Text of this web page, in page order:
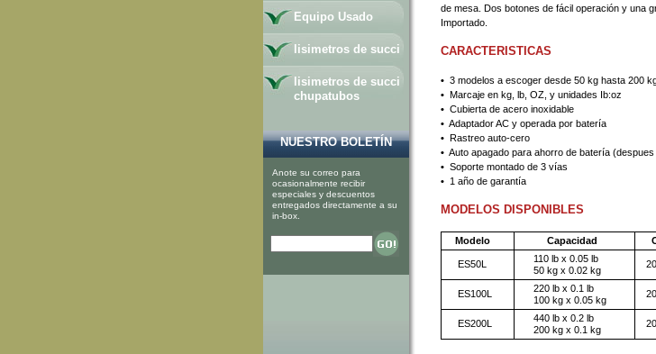
de mesa. Dos botones de fácil operación y una
Importado.
CARACTERISTICAS
• 3 modelos a escoger desde 50 kg hasta 200
• Marcaje en kg, lb, OZ, y unidades Ib:oz
• Cubierta de acero inoxidable
• Adaptador AC y operada por batería
• Rastreo auto-cero
• Auto apagado para ahorro de batería (despues
• Soporte montado de 3 vías
• 1 año de garantía
MODELOS DISPONIBLES
Modelo Capacidad
ES50L
110 lb x 0.05 lb
50 kg x 0.02 kg
ES100L
220 lb x 0.1 lb
100 kg x 0.05 kg
ES200L
440 lb x 0.2 lb
200 kg x 0.1 kg
Equipo Usado
lisimetros de succi
lisimetros de succi
chupatubos
NUESTRO BOLETÍN
Anote su correo para
ocasionalmente recibir
especiales y descuentos
entregados directamente a su
in-box.